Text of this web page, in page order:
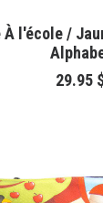
AJOUTER AU
l'école /
29.95